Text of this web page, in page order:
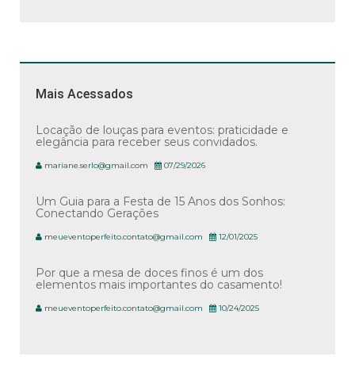
Mais Acessados
Locação de louças para eventos: praticidade e
elegância para receber seus convidados.
mariane.serlo@gmail.com 07/29/2026
Um Guia para a Festa de 15 Anos dos Sonhos:
Conectando Gerações
meueventoperfeito.contato@gmail.com 12/01/2025
Por que a mesa de doces finos é um dos
elementos mais importantes do casamento!
meueventoperfeito.contato@gmail.com 10/24/2025